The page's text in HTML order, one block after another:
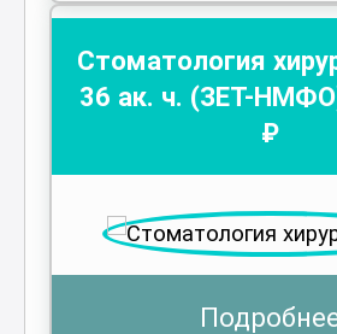
Стоматология
36 ак. ч. (ЗЕТ-
₽